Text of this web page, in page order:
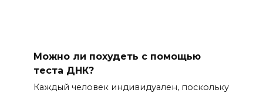
Можно ли похудеть с помощью
теста ДНК?
Каждый человек индивидуален, поскольку